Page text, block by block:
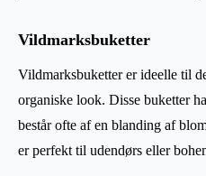
Vildmarksbuketter
Vildmarksbuketter er ideelle til
organiske look. Disse buketter
består ofte af en blanding af
er perfekt til udendørs eller